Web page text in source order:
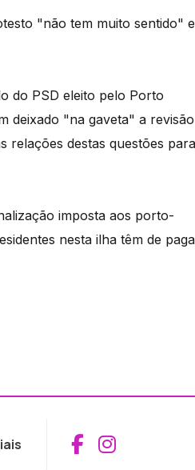
"não tem muito sentido" e
do PSD eleito pelo Porto
deixado "na gaveta" a revisão
relações destas questões para
imposta aos porto-
nesta ilha têm de
Aceder ao
Aceder